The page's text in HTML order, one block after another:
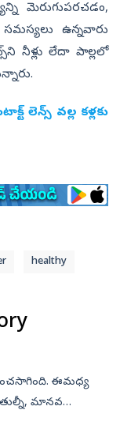
మెరుగుపరచడం,
ఉన్నవారు
నీళ్లు లేదా పాల్లలో
లెన్స్‌ వల్ల కళ్లకు
healthy
ఈమధ్య
మానవ